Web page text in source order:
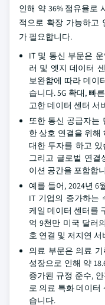
인해 약 36% 점유율로
적으로 확장 가능하고
가 필요합니다.
IT 및 통신 부문은
러 및 엣지 데이터
보완함에 따라 데이
습니다. 5G 확대, 빠
고한 데이터 센터 서
또한 통신 공급자는
한 상호 연결을 위해
대한 투자를 하고
그리고 글로벌 연결
이션 공간을 포함합
예를 들어, 2024년 6
IT 기업의 증가하는
케일 데이터 센터를
억 9천만 미국 달러
호 연결 및 저지연
의료 부문은 의료
성장으로 인해 약
증가된 규정 준수,
로 의료 특화 데이터
습니다.